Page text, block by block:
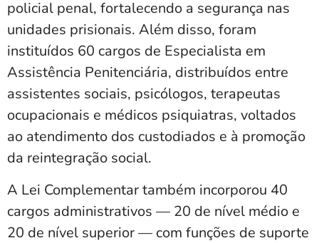
policial penal, fortalecendo a segurança nas
unidades prisionais. Além disso, foram
instituídos 60 cargos de Especialista em
Assistência Penitenciária, distribuídos entre
assistentes sociais, psicólogos, terapeutas
ocupacionais e médicos psiquiatras, voltados
ao atendimento dos custodiados e à promoção
da reintegração social.
A Lei Complementar também incorporou 40
cargos administrativos — 20 de nível médio e
20 de nível superior — com funções de suporte